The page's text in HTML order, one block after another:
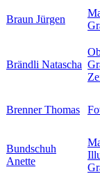
Braun Jürgen
Brändli Natascha
Brenner Thomas
Bundschuh
Anette